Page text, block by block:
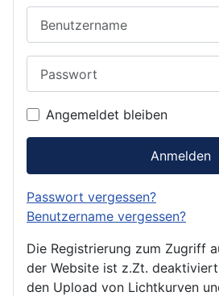
Angemeldet bleiben
Anmelden
Passwort vergessen?
Benutzername vergessen?
Die Registrierung zum Zugriff
der Website ist z.Zt.
den Upload von Lichtkurven